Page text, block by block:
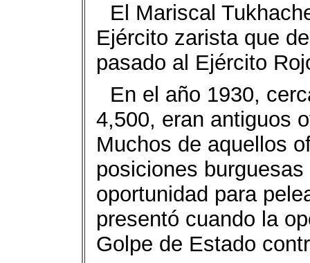
El Mariscal
Ejército zarista que
pasado al Ejército
En el año 1930,
4,500, eran antiguos
Muchos de aquellos
posiciones
oportunidad para
presentó cuando la
Golpe de Estado